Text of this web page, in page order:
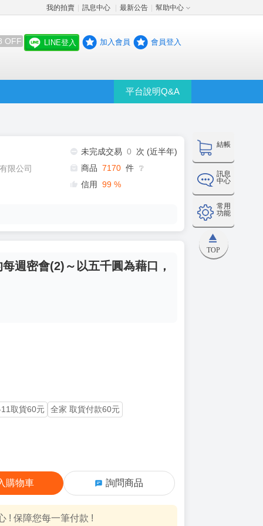
我的拍賣 訊息中心 最新公告 幫助中心
OFF LINE登入 加入會員 會員登入
平台說明Q&A
結帳
訊息
中心
常用
功能
TOP
限公司
未完成交易 0
次 (近半年)
商品 7170 件 ❔
信用 99 %
週密會(2)～以五千圓為藉口，
取貨60元 全家 取貨付款60元
購物車 詢問商品
! 保障您每一筆付款 !